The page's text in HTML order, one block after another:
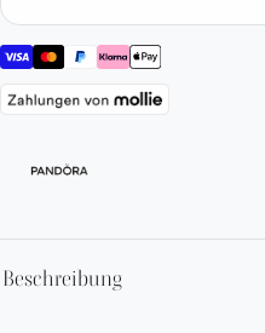
Beschreibung